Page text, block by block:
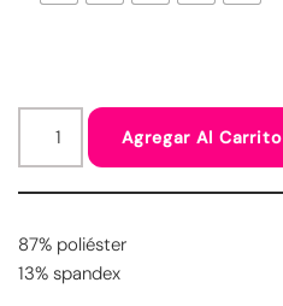
Agregar Al Carrito
87% poliéster
13% spandex